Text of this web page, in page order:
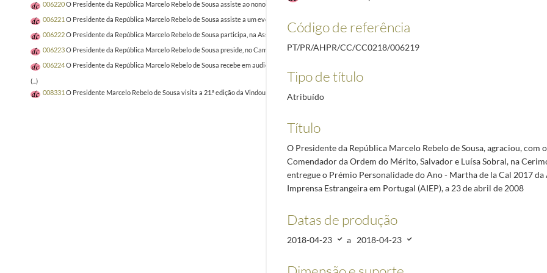
006220O Presidente da República Marcelo Rebelo de Sousa assiste ao nono encontro da segunda edição do programa “Escritores no Palácio de Belém”, com a escritora
006221 O Presidente da República Marcelo Rebelo de Sousa assiste a um evento (?) no Palácio Nacional de Queluz, a 25 de abril de 2008
006222O Presidente da República Marcelo Rebelo de Sousa participa, na Assembleia da República, na sessão solene comemorativa do 44.º aniversário do 25 de Abril, a 25 de
006223O Presidente da República Marcelo Rebelo de Sousa preside, no Campo Grande em Lisboa, à cerimónia de inauguração do Jardim Mário Soares, em homenagem ao
006224O Presidente da República Marcelo Rebelo de Sousa recebe em audiência o Conselho Diretivo da Associação Nacional de Freguesias, composto por Pedro
(...)
008331 O Presidente Marcelo Rebelo de Sousa visita a 21.ª edição da Vindouro | Wine and History, Festa Pombalina, sendo homenageado como Cidadão Honorário de São
Código de referência
PT/PR/AHPR/CC/CC0218/006219
Tipo de título
Atribuído
Título
O Presidente da República Marcelo Rebelo de Sousa, agraciou, com
Comendador da Ordem do Mérito, Salvador e Luísa Sobral, na
entregue o Prémio Personalidade do Ano - Martha de la Cal 2017 da
Imprensa Estrangeira em Portugal (AIEP), a 23 de abril de 2008
Datas de produção
2018-04-23 a 2018-04-23